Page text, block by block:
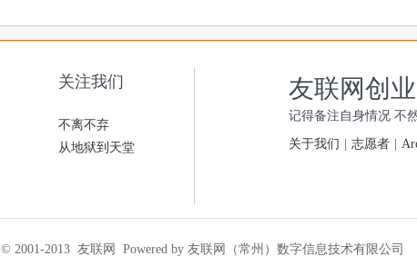
关注我们
不离不弃
从地狱到天堂
友联网创业
记得备注自身情况 不
关于我们 志愿者
© 2001-2013 友联网 Powered by 友联网（常州）数字信息技术有限公司